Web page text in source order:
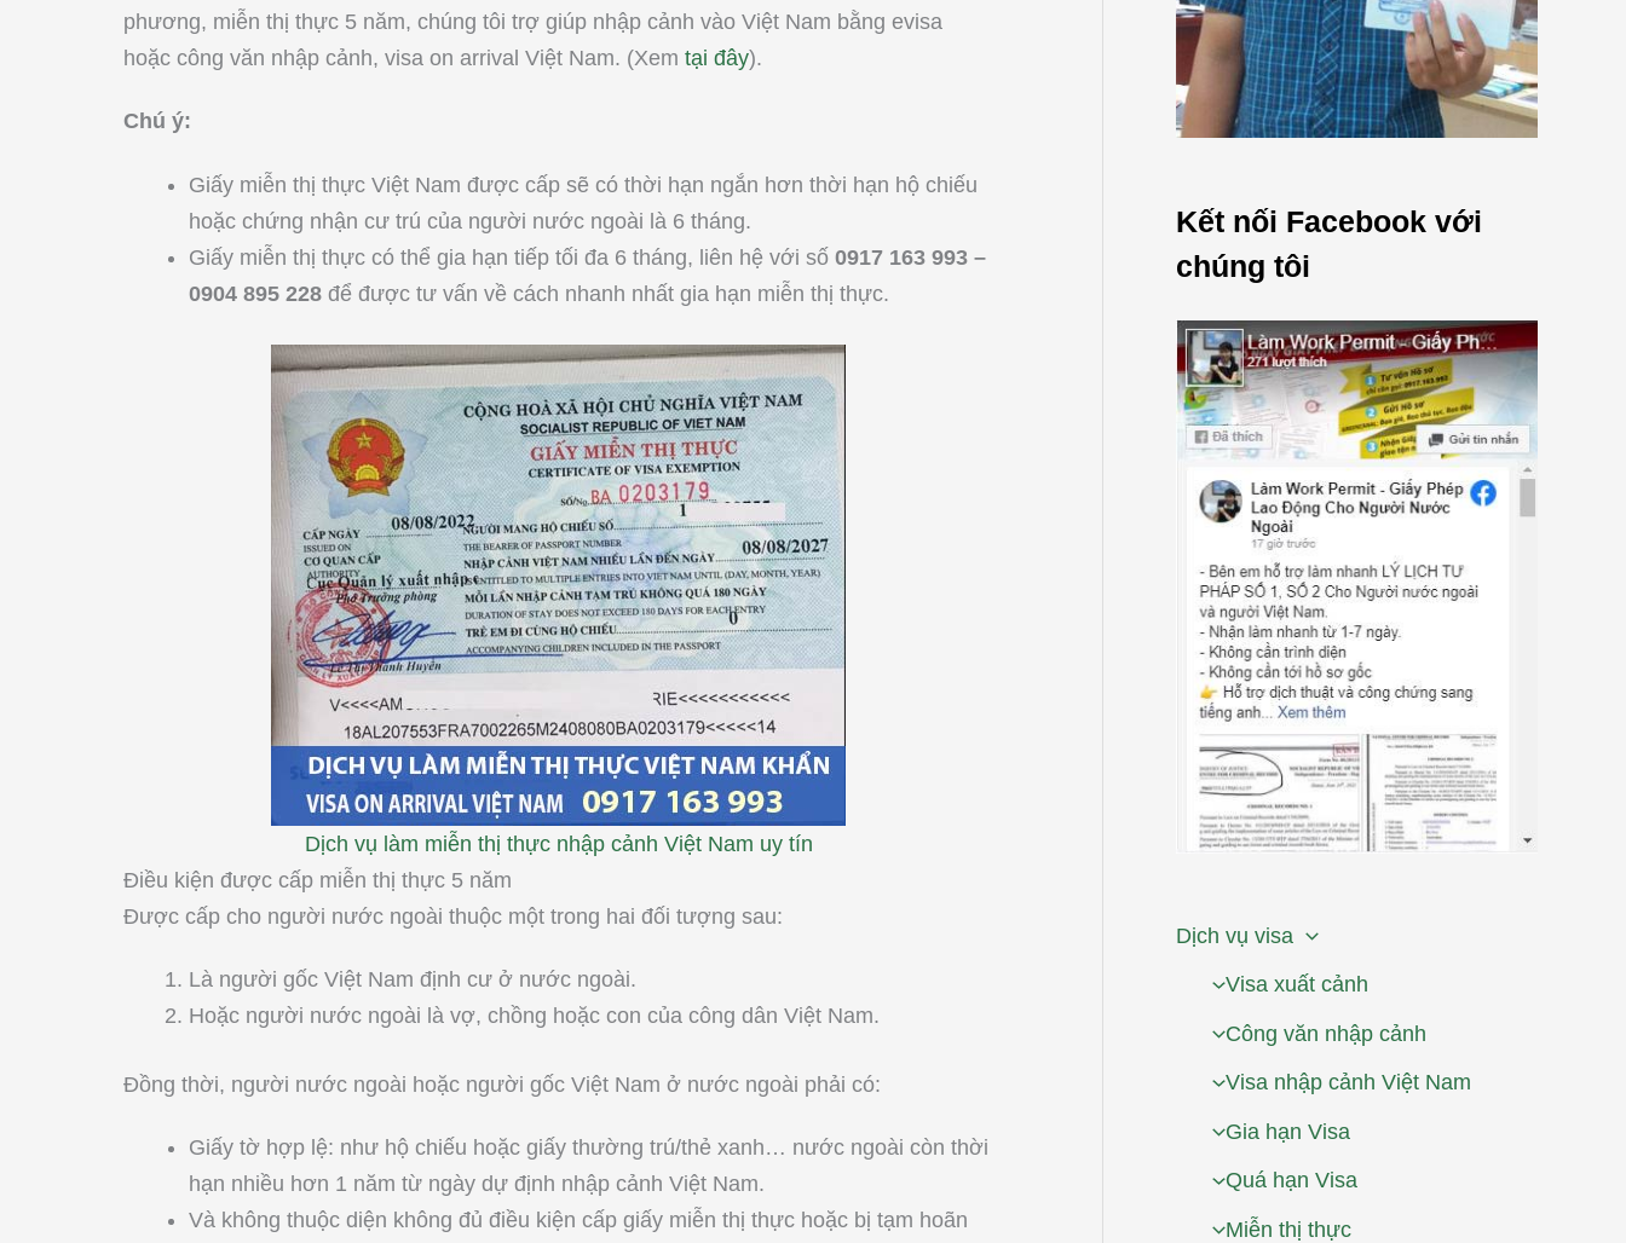
phương, miễn thị thực 5 năm, chúng tôi trợ giúp nhập cảnh vào Việt Nam bằng evisa
hoặc công văn nhập cảnh, visa on arrival Việt Nam. (Xem tại đây).
Chú ý:
Giấy miễn thị thực Việt Nam được cấp sẽ có thời hạn ngắn hơn thời hạn hộ chiếu
hoặc chứng nhận cư trú của người nước ngoài là 6 tháng.
Giấy miễn thị thực có thể gia hạn tiếp tối đa 6 tháng, liên hệ với số 0917 163 993 –
0904 895 228 để được tư vấn về cách nhanh nhất gia hạn miễn thị thực.
Dịch vụ làm miễn thị thực nhập cảnh Việt Nam uy tín
Điều kiện được cấp miễn thị thực 5 năm
Được cấp cho người nước ngoài thuộc một trong hai đối tượng sau:
Là người gốc Việt Nam định cư ở nước ngoài.
Hoặc người nước ngoài là vợ, chồng hoặc con của công dân Việt Nam.
Đồng thời, người nước ngoài hoặc người gốc Việt Nam ở nước ngoài phải có:
Giấy tờ hợp lệ: như hộ chiếu hoặc giấy thường trú/thẻ xanh… nước ngoài còn thời
hạn nhiều hơn 1 năm từ ngày dự định nhập cảnh Việt Nam.
Và không thuộc diện không đủ điều kiện cấp giấy miễn thị thực hoặc bị tạm hoãn
Kết nối Facebook với
chúng tôi
Dịch vụ visa
Visa xuất cảnh
Công văn nhập cảnh
Visa nhập cảnh Việt Nam
Gia hạn Visa
Quá hạn Visa
Miễn thị thực